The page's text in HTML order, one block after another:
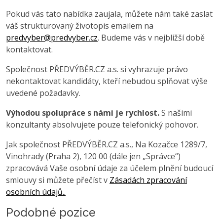
Pokud vás tato nabídka zaujala, můžete nám také zaslat
váš strukturovaný životopis emailem na
predvyber@predvyber.cz. Budeme vás v nejbližší době
kontaktovat.
Společnost PŘEDVÝBĚR.CZ a.s. si vyhrazuje právo
nekontaktovat kandidáty, kteří nebudou splňovat výše
uvedené požadavky.
Výhodou spolupráce s námi je rychlost.S našimi
konzultanty absolvujete pouze telefonický pohovor.
Jak společnost PŘEDVÝBĚR.CZ a.s., Na Kozačce 1289/7,
Vinohrady (Praha 2), 120 00 (dále jen „Správce“)
zpracovává Vaše osobní údaje za účelem plnění budoucí
smlouvy si můžete přečíst v Zásadách zpracování
osobních údajů..
Podobné pozice